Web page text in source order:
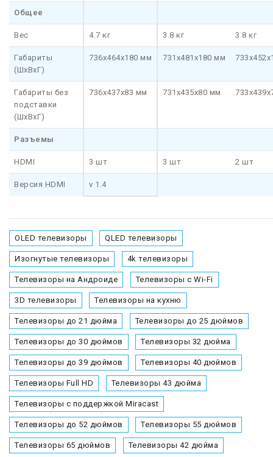
Общее
Вес 4.7 кг 3.8 кг 3.8 кг
Габариты
(ШхВхГ)
736x464x180 мм 731x481x180 мм
Габариты без
подставки
(ШхВхГ)
736x437x83 мм 731x435x80 мм
Разъемы
HDMI 3 шт 3 шт 2 шт
Версия HDMI v 1.4
OLED телевизоры QLED телевизоры
Изогнутые телевизоры 4k телевизоры
Телевизоры на Андроиде Телевизоры с Wi-Fi
3D телевизоры Телевизоры на кухню
Телевизоры до 21 дюйма Телевизоры до 25 дюймов
Телевизоры до 30 дюймов Телевизоры 32 дюйма
Телевизоры до 39 дюймов Телевизоры 40 дюймов
Телевизоры Full HD Телевизоры 43 дюйма
Телевизоры с поддержкой Miracast
Телевизоры до 52 дюймов Телевизоры 55 дюймов
Телевизоры 65 дюймов Телевизоры 42 дюйма